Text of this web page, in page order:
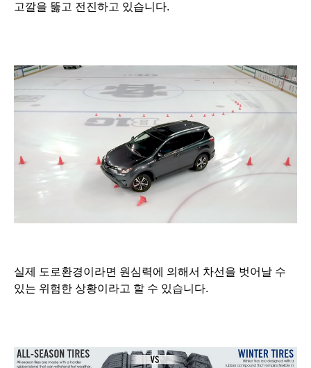
고깔을 뚫고 전진하고 있습니다.
실제 도로환경이라면 원심력에 의해서 차선을 벗어날 수
있는 위험한 상황이라고 할 수 있습니다.